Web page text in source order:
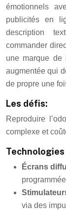
émotionnels
publicités en
description
commander
une marque de
augmentée qui
de propre une
Les défis:
Reproduire
complexe et
Écrans
via des